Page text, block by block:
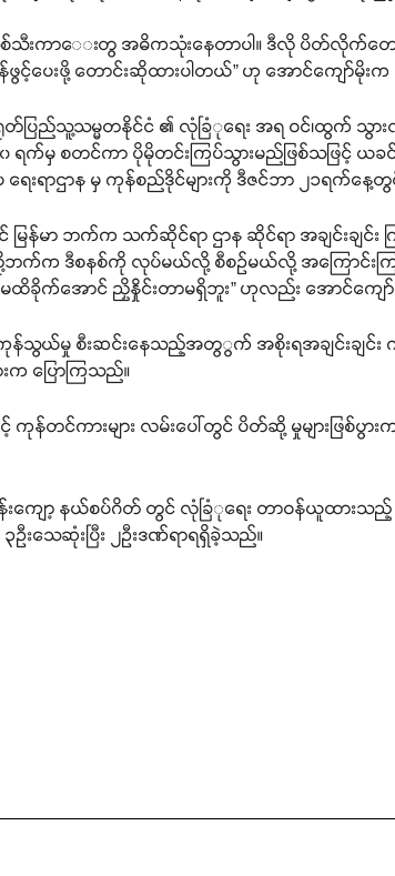
းကာေးတွ အဓိကသုံးနေတာပါ။ ဒီလို ပိတ်လိုက်တော့
င့်ပေးဖို့ တောင်းဆိုထားပါတယ်” ဟု အောင်ကျော်မိုး
တ်ပြည်သူ့သမ္မတနိုင်ငံ ၏ လုံခြံုရေး အရ ဝင်၊ထွက် သွာ
ရက်မှ စတင်ကာ ပိုမိုတင်းကြပ်သွားမည်ဖြစ်သဖြင့် ယခင်
ရာဌာန မှ ကုန်စည်ဒိုင်များကို ဒီဇင်ဘာ ၂၁ရက်နေ့တွ
ာ ဘက်က သက်ဆိုင်ရာ ဌာန ဆိုင်ရာ အချင်းချင်း က
ဒီစနစ်ကို လုပ်မယ်လို့ စီစဉ်မယ်လို့ အကြောင်းကြား
က်အောင် ညှိနှိုင်းတာမရှိဘူး” ဟုလည်း အောင်ကျော်
ကုန်သွယ်မှု စီးဆင်းနေသည့်အတွွက် အစိုးရအချင်းချင်
က ပြောကြသည်။
တင်ကားများ လမ်းပေါ်တွင် ပိတ်ဆို့ မှုများဖြစ်ပွာ
းကျော့ နယ်စပ်ဂိတ် တွင် လုံခြံုရေး တာဝန်ယူထားသ
းသေဆုံးပြီး ၂ဦးဒဏ်ရာရရှိခဲ့သည်။